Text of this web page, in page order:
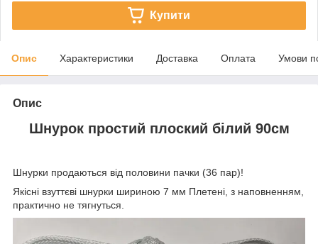
Купити
Опис Характеристики Доставка Оплата Умови
Опис
Шнурок простий плоский білий 90см
Шнурки продаються від половини пачки (36 пар)!
Якісні взуттєві шнурки шириною 7 мм Плетені, з наповненням,
практично не тягнуться.